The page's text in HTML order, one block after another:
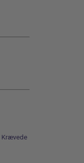
Krævede